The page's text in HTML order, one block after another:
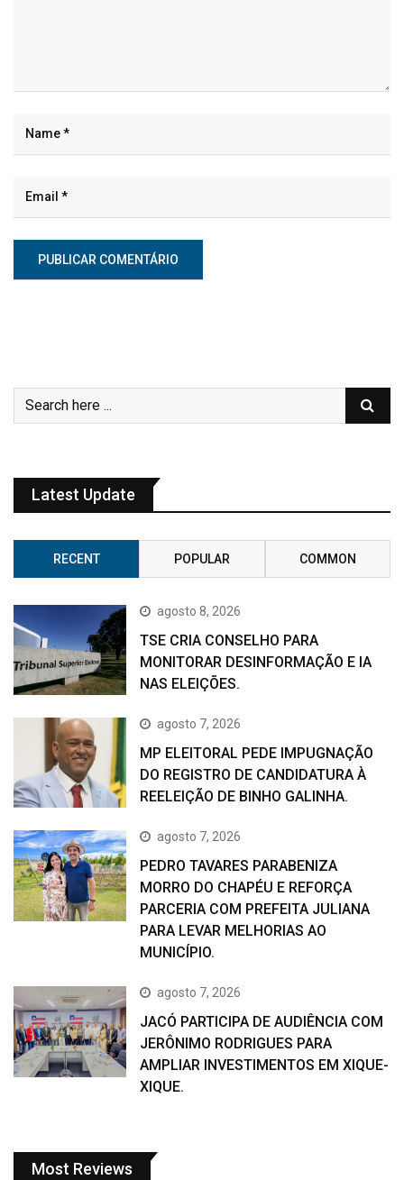
Latest Update
RECENT POPULAR COMMON
agosto 8, 2026
TSE CRIA CONSELHO PARA
MONITORAR DESINFORMAÇÃO E IA
NAS ELEIÇÕES.
agosto 7, 2026
MP ELEITORAL PEDE IMPUGNAÇÃO
DO REGISTRO DE CANDIDATURA À
REELEIÇÃO DE BINHO GALINHA.
agosto 7, 2026
PEDRO TAVARES PARABENIZA
MORRO DO CHAPÉU E REFORÇA
PARCERIA COM PREFEITA JULIANA
PARA LEVAR MELHORIAS AO
MUNICÍPIO.
agosto 7, 2026
JACÓ PARTICIPA DE AUDIÊNCIA COM
JERÔNIMO RODRIGUES PARA
AMPLIAR INVESTIMENTOS EM XIQUE-
XIQUE.
Most Reviews